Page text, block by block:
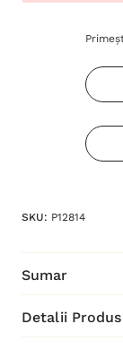
SKU: P12814
Sumar
Detalii Produs